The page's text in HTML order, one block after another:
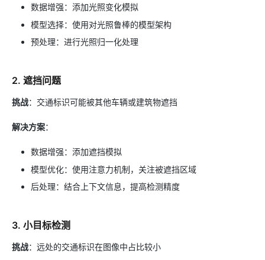
数据增强：添加光照变化模拟
模型选择：使用对光照鲁棒的模型架构
预处理：进行光照归一化处理
2. 遮挡问题
挑战：交通标识可能被其他车辆或建筑物遮挡
解决方案：
数据增强：添加遮挡模拟
模型优化：使用注意力机制，关注被遮挡区域
后处理：结合上下文信息，提高检测精度
3. 小目标检测
挑战：远处的交通标识在图像中占比较小